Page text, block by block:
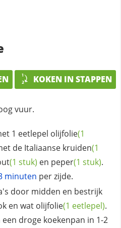
KOKEN IN STAPPEN
vuur.
1 eetlepel olijfolie(1
de Italiaanse kruiden(1
(1 stuk) en peper(1 stuk).
minuten per zijde.
door midden en bestrijk
en wat olijfolie(1 eetlepel).
droge koekenpan in 1-2